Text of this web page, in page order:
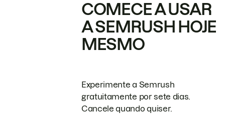
COMECE A USAR
A SEMRUSH HOJE
MESMO
Experimente a Semrush
gratuitamente por sete dias.
Cancele quando quiser.